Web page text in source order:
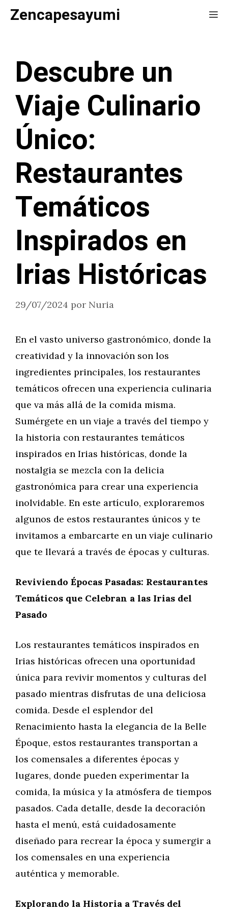
SaltarZencapesayumi
Descubre un
Viaje Culinario
Único:
Restaurantes
Temáticos
Inspirados en
Irias Históricas
29/07/2024 por Nuria
En el vasto universo gastronómico, donde la
creatividad y la innovación son los
ingredientes principales, los restaurantes
temáticos ofrecen una experiencia culinaria
que va más allá de la comida misma.
Sumérgete en un viaje a través del tiempo y
la historia con restaurantes temáticos
inspirados en Irias históricas, donde la
nostalgia se mezcla con la delicia
gastronómica para crear una experiencia
inolvidable. En este artículo, exploraremos
algunos de estos restaurantes únicos y te
invitamos a embarcarte en un viaje culinario
que te llevará a través de épocas y culturas.
Reviviendo Épocas Pasadas: Restaurantes
Temáticos que Celebran a las Irias del
Pasado
Los restaurantes temáticos inspirados en
Irias históricas ofrecen una oportunidad
única para revivir momentos y culturas del
pasado mientras disfrutas de una deliciosa
comida. Desde el esplendor del
Renacimiento hasta la elegancia de la Belle
Époque, estos restaurantes transportan a
los comensales a diferentes épocas y
lugares, donde pueden experimentar la
comida, la música y la atmósfera de tiempos
pasados. Cada detalle, desde la decoración
hasta el menú, está cuidadosamente
diseñado para recrear la época y sumergir a
los comensales en una experiencia
auténtica y memorable.
Explorando la Historia a Través del